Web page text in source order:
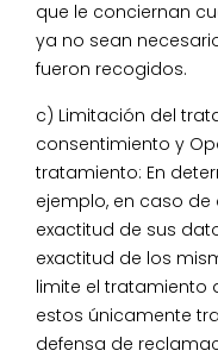
que le conciernan
ya no sean
fueron recogidos.
c) Limitación del
consentimiento y
tratamiento: En
ejemplo, en caso
exactitud de sus
exactitud de los
limite el tratamiento
estos únicamente
defensa de